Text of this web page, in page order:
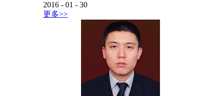
2016 - 01 - 30
更多>>